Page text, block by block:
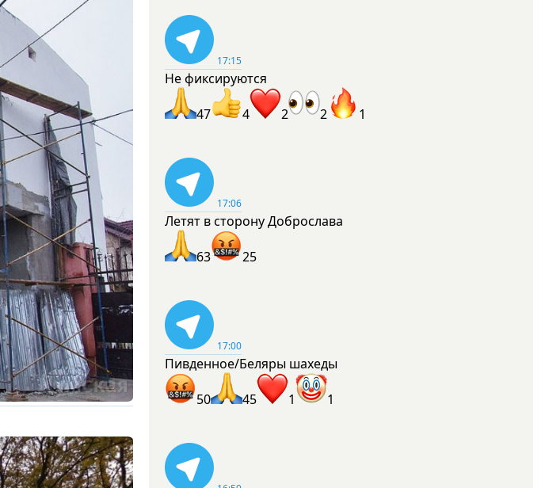
17:15
Не фиксируются
47 4 2 2 1
17:06
Летят в сторону Доброслава
63 25
17:00
Пивденное/Беляры шахеды
50 45 1 1